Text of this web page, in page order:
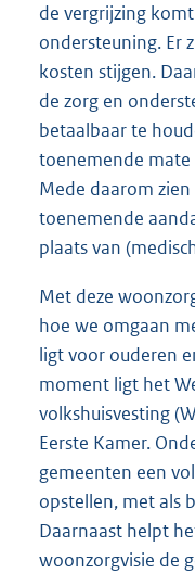
de vergrijzing
ondersteuning. Er
kosten stijgen.
de zorg en
betaalbaar te
toenemende mate
Mede daarom
toenemende
plaats van
Met deze
hoe we omgaan
ligt voor ouderen
moment ligt het
volkshuisvesting
Eerste Kamer.
gemeenten een
opstellen, met als
Daarnaast helpt
woonzorgvisie de